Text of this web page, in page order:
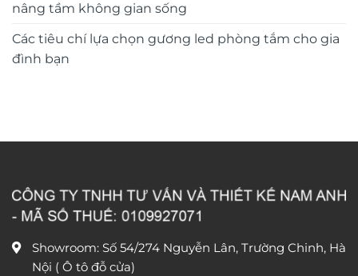
nâng tầm không gian sống
Các tiêu chí lựa chọn gương led phòng tắm cho gia
đình bạn
Showroom: Số 54/274 Nguyễn Lân, Trường Chinh, Hà
Nội ( Ô tô đỗ cửa)